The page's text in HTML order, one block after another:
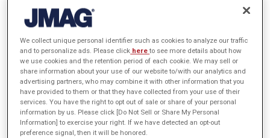
までを体験いただきます。
学べること
最適化計算の基礎理論を学ぶ
最適化の基礎的な考え方、適用事例などをわかりやすく解説しま
We collect unique personal identifier such as cookies to analyze our traffic
and to personalize ads. Please click hereto see more details about how
we use cookies and the retention period of each cookie. We may sell or
share information about your use of our website to/with our analytics and
advertising partners, who may combine it with other information that you
have provided to them or that they have collected from your use of their
services. You have the right to opt out of sale or share of your personal
information by us. Please click [Do Not Sell or Share My Personal
Information] to exercise your right. If we have detected an opt-out
preference signal, then it will be honored.